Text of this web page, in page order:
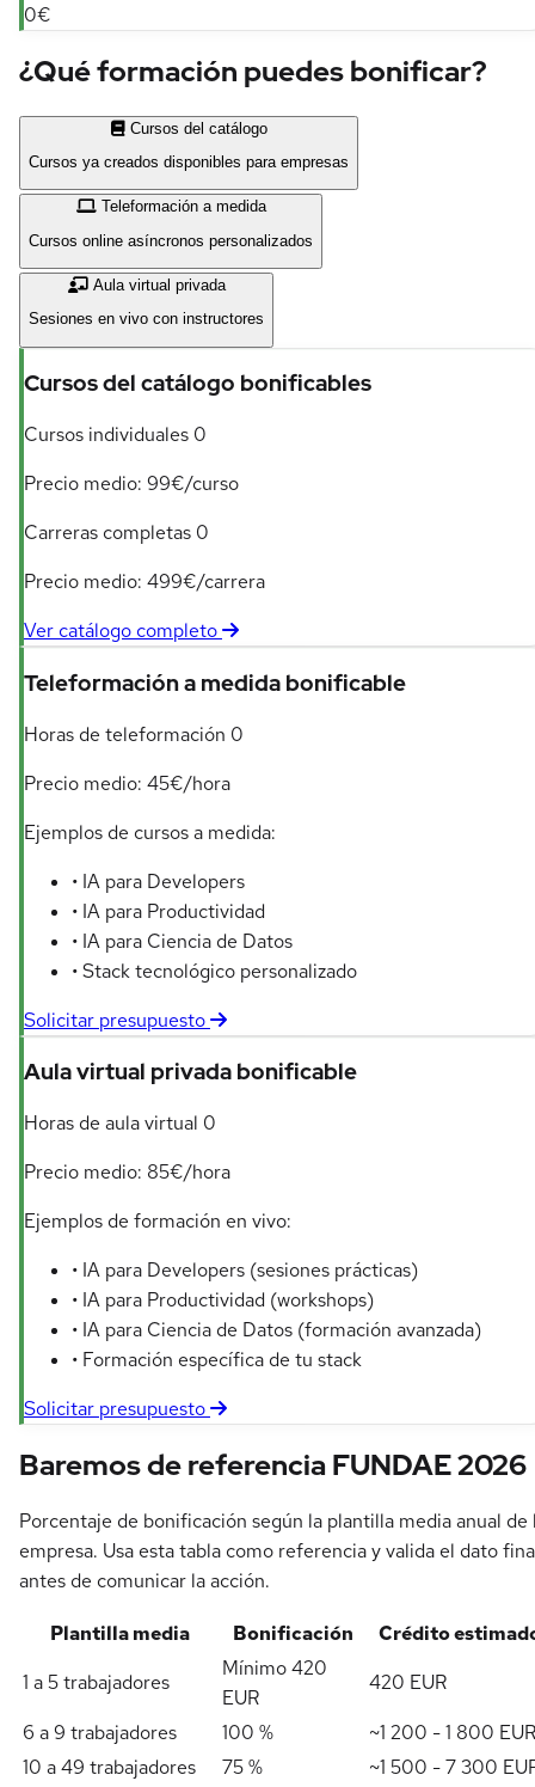
0€
¿Qué formación puedes bonificar?
Cursos del catálogo
Cursos ya creados disponibles para empresas
Teleformación a medida
Cursos online asíncronos personalizados
Aula virtual privada
Sesiones en vivo con instructores
Cursos del catálogo bonificables
Cursos individuales 0
Precio medio: 99€/curso
Carreras completas 0
Precio medio: 499€/carrera
Ver catálogo completo
Teleformación a medida bonificable
Horas de teleformación 0
Precio medio: 45€/hora
Ejemplos de cursos a medida:
• IA para Developers
• IA para Productividad
• IA para Ciencia de Datos
• Stack tecnológico personalizado
Solicitar presupuesto
Aula virtual privada bonificable
Horas de aula virtual 0
Precio medio: 85€/hora
Ejemplos de formación en vivo:
• IA para Developers (sesiones prácticas)
• IA para Productividad (workshops)
• IA para Ciencia de Datos (formación avanzada)
• Formación específica de tu stack
Solicitar presupuesto
Baremos de referencia FUNDAE 2026
Porcentaje de bonificación según la plantilla media anual de
empresa. Usa esta tabla como referencia y valida el dato
antes de comunicar la acción.
Plantilla media Bonificación
Crédito
1 a 5 trabajadores
Mínimo 420
EUR
420 EUR
6 a 9 trabajadores
100 %
~1 200 - 1 800 EUR
10 a 49 trabajadores
75 % ~1 500 - 7 300